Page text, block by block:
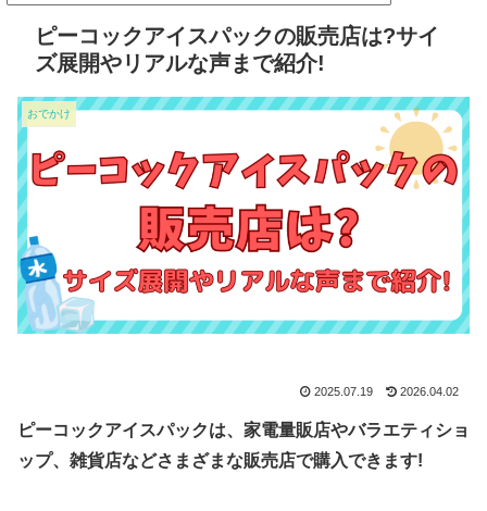
ピーコックアイスパックの販売店は?サイ
ズ展開やリアルな声まで紹介!
おでかけ
2025.07.19 2026.04.02
ピーコックアイスパックは、家電量販店やバラエティショ
ップ、雑貨店などさまざまな販売店で購入できます!